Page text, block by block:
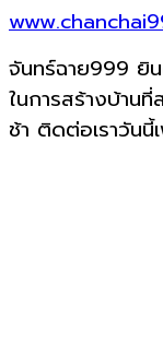
จันทร์ฉาย999 ยิ
ในการสร้างบ้าน
ช้า ติดต่อเราวันนี้